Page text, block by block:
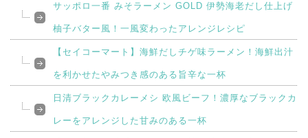
サッポロ一番 みそラーメン GOLD 伊勢海老だし仕上げ
柚子バター風！一風変わったアレンジレシピ
【セイコーマート】海鮮だしチゲ味ラーメン！海鮮出汁
を利かせたやみつき感のある旨辛な一杯
日清ブラックカレーメシ 欧風ビーフ！濃厚なブラックカ
レーをアレンジした甘みのある一杯